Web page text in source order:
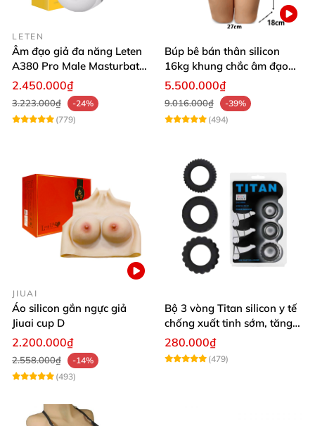
LETEN
Âm đạo giả đa năng Leten
A380 Pro Male Masturbator
Version 3
2.450.000₫
3.223.000₫
-24%
(779)
Búp bê bán thân silicon
16kg khung chắc âm đạo
khít hồng
5.500.000₫
9.016.000₫
-39%
(494)
JIUAI
Áo silicon gắn ngực giả
Jiuai cup D
2.200.000₫
2.558.000₫
-14%
(493)
Bộ 3 vòng Titan silicon y tế
chống xuất tinh sớm, tăng
khoái cảm
280.000₫
(479)